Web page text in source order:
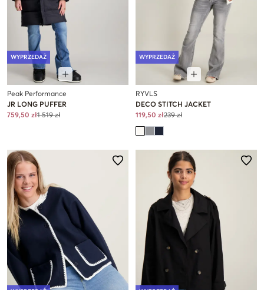
WYPRZEDAŻ
Peak Performance
JR LONG PUFFER
759,50 zł1 519 zł
WYPRZEDAŻ
RYVLS
DECO STITCH JACKET
119,50 zł239 zł